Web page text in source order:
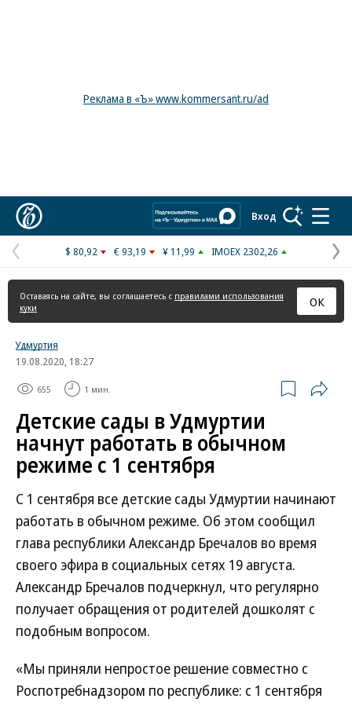
Реклама в «Ъ» www.kommersant.ru/ad
Вход
Предыдущая
страница
$ 80,92 € 93,19 ¥ 11,99 IMOEX 2302,26
Оставаясь на сайте, вы соглашаетесь с правилами использования
куки
ОК
Удмуртия
19.08.2020, 18:27
655 1 мин.
Детские сады в Удмуртии
начнут работать в обычном
режиме с 1 сентября
С 1 сентября все детские сады Удмуртии начинают
работать в обычном режиме. Об этом сообщил
глава республики Александр Бречалов во время
своего эфира в социальных сетях 19 августа.
Александр Бречалов подчеркнул, что регулярно
получает обращения от родителей дошколят с
подобным вопросом.
«Мы приняли непростое решение совместно с
Роспотребнадзором по республике: с 1 сентября